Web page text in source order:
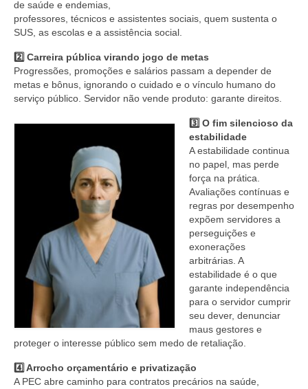
de saúde e endemias,
professores, técnicos e assistentes sociais, quem sustenta o
SUS, as escolas e a assistência social.
2️⃣ Carreira pública virando jogo de metas
Progressões, promoções e salários passam a depender de
metas e bônus, ignorando o cuidado e o vínculo humano do
serviço público. Servidor não vende produto: garante direitos.
3️⃣ O fim silencioso da
estabilidade
A estabilidade continua
no papel, mas perde
força na prática.
Avaliações contínuas e
regras por desempenho
expõem servidores a
perseguições e
exonerações
arbitrárias. A
estabilidade é o que
garante independência
para o servidor cumprir
seu dever, denunciar
maus gestores e
proteger o interesse público sem medo de retaliação.
4️⃣ Arrocho orçamentário e privatização
A PEC abre caminho para contratos precários na saúde,